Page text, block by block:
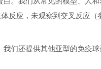
反应，未观察到交叉反应（
们还提供其他亚型的免疫